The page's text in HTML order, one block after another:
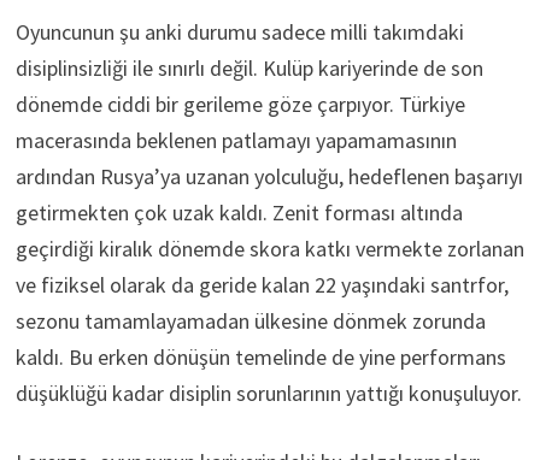
Oyuncunun şu anki durumu sadece milli takımdaki
disiplinsizliği ile sınırlı değil. Kulüp kariyerinde de son
dönemde ciddi bir gerileme göze çarpıyor. Türkiye
macerasında beklenen patlamayı yapamamasının
ardından Rusya’ya uzanan yolculuğu, hedeflenen başarıyı
getirmekten çok uzak kaldı. Zenit forması altında
geçirdiği kiralık dönemde skora katkı vermekte zorlanan
ve fiziksel olarak da geride kalan 22 yaşındaki santrfor,
sezonu tamamlayamadan ülkesine dönmek zorunda
kaldı. Bu erken dönüşün temelinde de yine performans
düşüklüğü kadar disiplin sorunlarının yattığı konuşuluyor.